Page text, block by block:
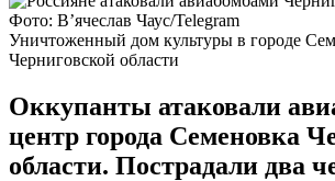
Фото: В’ячеслав Чаус/Telegram
Уничтоженный дом культуры в городе
Черниговской области
Оккупанты атаковали
центр города Семеновка
области. Пострадали два